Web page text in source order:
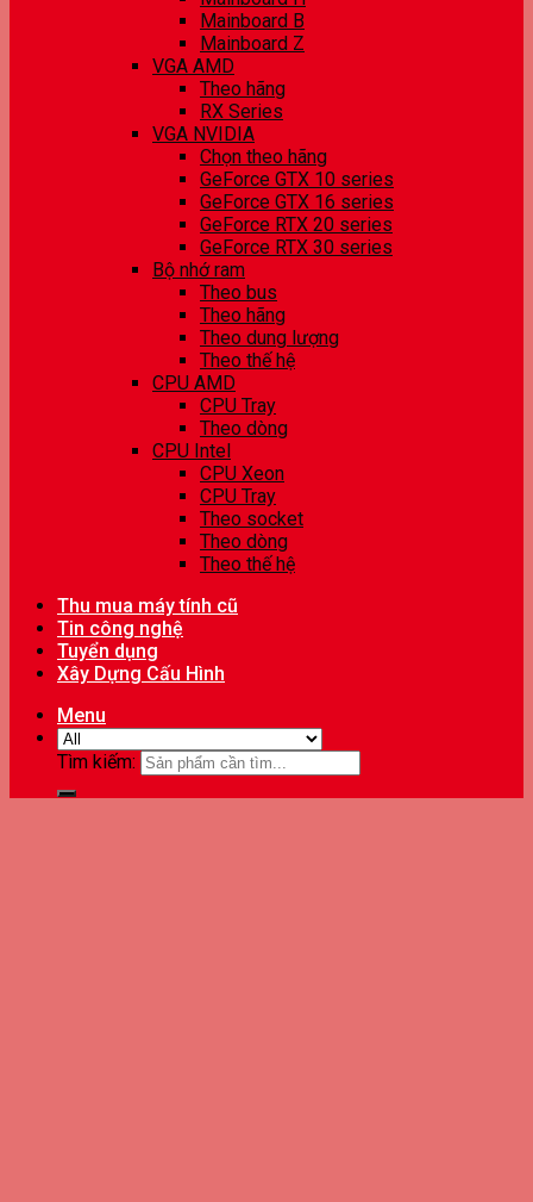
Mainboard B
Mainboard Z
VGA AMD
Theo hãng
RX Series
VGA NVIDIA
Chọn theo hãng
GeForce GTX 10 series
GeForce GTX 16 series
GeForce RTX 20 series
GeForce RTX 30 series
Bộ nhớ ram
Theo bus
Theo hãng
Theo dung lượng
Theo thế hệ
CPU AMD
CPU Tray
Theo dòng
CPU Intel
CPU Xeon
CPU Tray
Theo socket
Theo dòng
Theo thế hệ
Thu mua máy tính cũ
Tin công nghệ
Tuyển dụng
Xây Dựng Cấu Hình
Menu
Tìm kiếm: